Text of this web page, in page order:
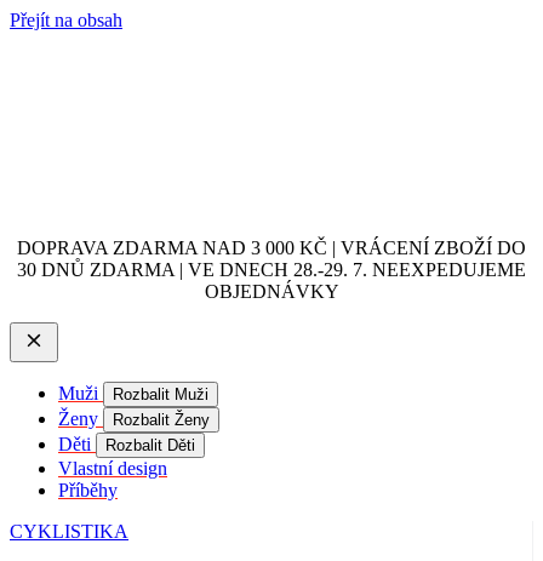
Přejít na obsah
DOPRAVA ZDARMA NAD 3 000 KČ | VRÁCENÍ ZBOŽÍ DO
30 DNŮ ZDARMA | VE DNECH 28.-29. 7. NEEXPEDUJEME
OBJEDNÁVKY
Muži Rozbalit Muži
Ženy Rozbalit Ženy
Děti Rozbalit Děti
Vlastní design
Příběhy
CYKLISTIKA